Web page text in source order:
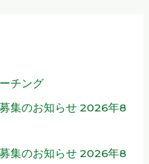
チング
集のお知らせ 2026年8
集のお知らせ 2026年8